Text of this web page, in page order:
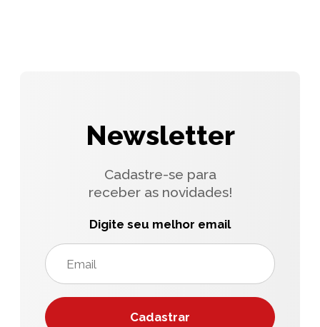
Newsletter
Cadastre-se para
receber as novidades!
Digite seu melhor email